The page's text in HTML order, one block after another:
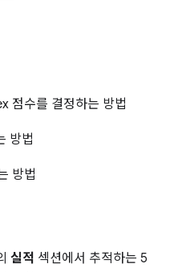
점수를 결정하는 방법
방법
방법
실적 섹션에서 추적하는 5